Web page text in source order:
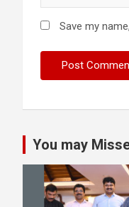
Save my
You may